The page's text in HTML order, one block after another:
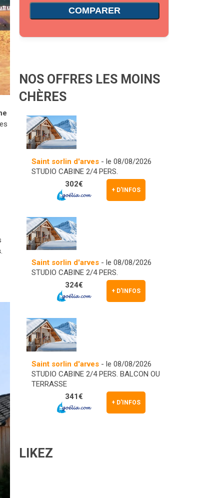
.
COMPARER
NOS OFFRES LES MOINS
CHÈRES
Saint sorlin d'arves - le 08/08/2026
STUDIO CABINE 2/4 PERS.
+ D'INFOS
302€
Saint sorlin d'arves - le 08/08/2026
STUDIO CABINE 2/4 PERS.
+ D'INFOS
324€
Saint sorlin d'arves - le 08/08/2026
STUDIO CABINE 2/4 PERS. BALCON OU
TERRASSE
+ D'INFOS
341€
LIKEZ